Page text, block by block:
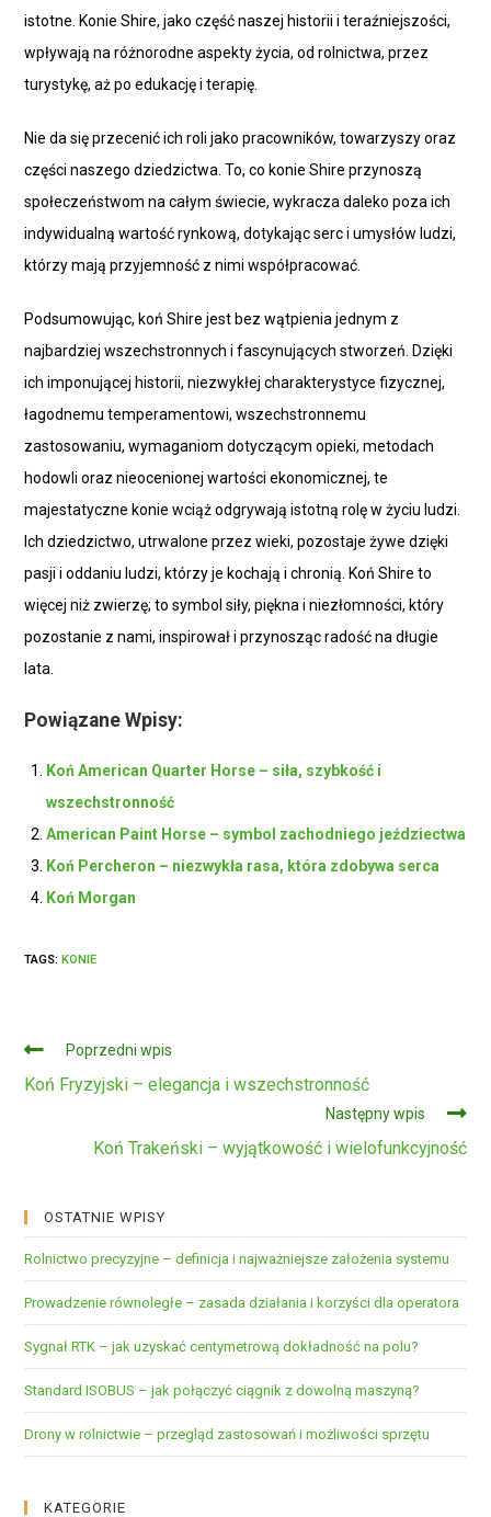
istotne. Konie Shire, jako część naszej historii i teraźniejszości,
wpływają na różnorodne aspekty życia, od rolnictwa, przez
turystykę, aż po edukację i terapię.
Nie da się przecenić ich roli jako pracowników, towarzyszy oraz
części naszego dziedzictwa. To, co konie Shire przynoszą
społeczeństwom na całym świecie, wykracza daleko poza ich
indywidualną wartość rynkową, dotykając serc i umysłów ludzi,
którzy mają przyjemność z nimi współpracować.
Podsumowując, koń Shire jest bez wątpienia jednym z
najbardziej wszechstronnych i fascynujących stworzeń. Dzięki
ich imponującej historii, niezwykłej charakterystyce fizycznej,
łagodnemu temperamentowi, wszechstronnemu
zastosowaniu, wymaganiom dotyczącym opieki, metodach
hodowli oraz nieocenionej wartości ekonomicznej, te
majestatyczne konie wciąż odgrywają istotną rolę w życiu ludzi.
Ich dziedzictwo, utrwalone przez wieki, pozostaje żywe dzięki
pasji i oddaniu ludzi, którzy je kochają i chronią. Koń Shire to
więcej niż zwierzę; to symbol siły, piękna i niezłomności, który
pozostanie z nami, inspirował i przynosząc radość na długie
lata.
Powiązane Wpisy:
Koń American Quarter Horse – siła, szybkość i
wszechstronność
American Paint Horse – symbol zachodniego jeździectwa
Koń Percheron – niezwykła rasa, która zdobywa serca
Koń Morgan
TAGS: KONIE
Czytaj
dalej
Poprzedni wpis
Koń Fryzyjski – elegancja i wszechstronność
Następny wpis
Koń Trakeński – wyjątkowość i wielofunkcyjność
OSTATNIE WPISY
Rolnictwo precyzyjne – definicja i najważniejsze założenia systemu
Prowadzenie równoległe – zasada działania i korzyści dla operatora
Sygnał RTK – jak uzyskać centymetrową dokładność na polu?
Standard ISOBUS – jak połączyć ciągnik z dowolną maszyną?
Drony w rolnictwie – przegląd zastosowań i możliwości sprzętu
KATEGORIE